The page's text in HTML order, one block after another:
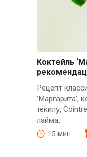
Коктейль
Рецепт
‘Маргарита’,
текилу,
лайма.
15 мин.